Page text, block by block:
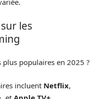
les
populaires en 2025 ?
incluent Netflix,